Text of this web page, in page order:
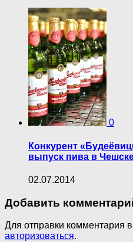
0
Конкурент
выпуск пива в
02.07.2014
Добавить
Для отправки комментария
авторизоваться.